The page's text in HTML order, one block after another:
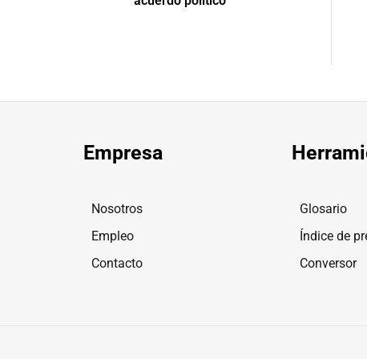
Empresa
Nosotros
Empleo
Contacto
Glosario
Índice de
Conversor